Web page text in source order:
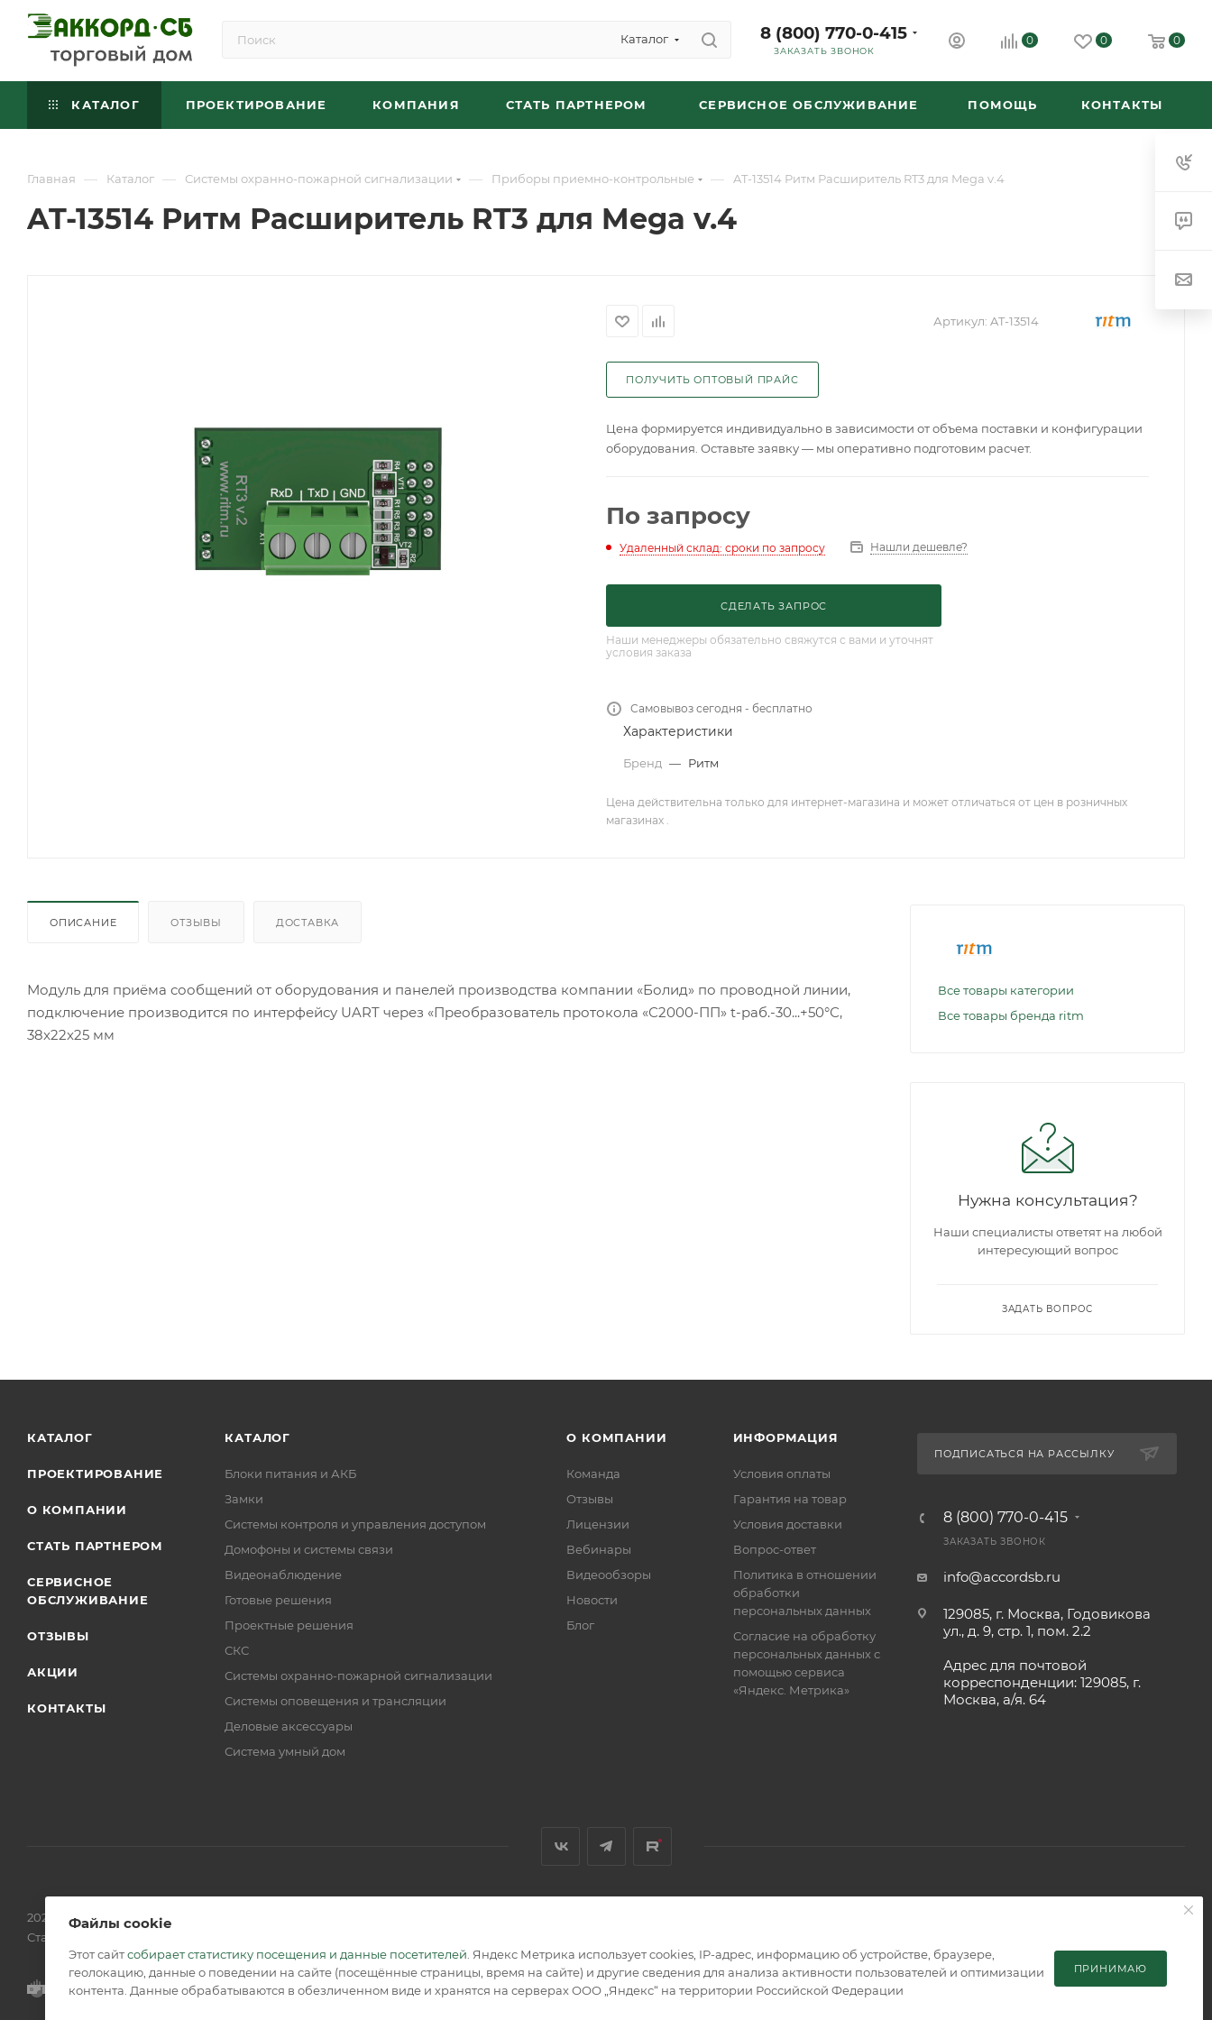
Каталог 8 (800) 770-0-415
ЗАКАЗАТЬ ЗВОНОК
0 0 0
КАТАЛОГ ПРОЕКТИРОВАНИЕ КОМПАНИЯ СТАТЬ ПАРТНЕРОМ СЕРВИСНОЕ ОБСЛУЖИВАНИЕ ПОМОЩЬ КОНТАКТЫ
Главная — Каталог — Системы охранно-пожарной сигнализации — Приборы приемно-контрольные — AT-13514 Ритм Расширитель RT3 для Mega v.4
AT-13514 Ритм Расширитель RT3 для Mega v.4
Артикул: AT-13514
ПОЛУЧИТЬ ОПТОВЫЙ ПРАЙС
Цена формируется индивидуально в зависимости от объема поставки и конфигурации
оборудования. Оставьте заявку — мы оперативно подготовим расчет.
По запросу
Удаленный склад: сроки по запросу Нашли дешевле?
СДЕЛАТЬ ЗАПРОС
Наши менеджеры обязательно свяжутся с вами и уточнят
условия заказа
Самовывоз сегодня - бесплатно
Характеристики
Бренд — Ритм
Цена действительна только для интернет-магазина и может отличаться от цен в розничных
магазинах .
ОПИСАНИЕ ОТЗЫВЫ ДОСТАВКА
Модуль для приёма сообщений от оборудования и панелей производства компании «Болид» по проводной линии,
подключение производится по интерфейсу UART через «Преобразователь протокола «С2000-ПП» t-раб.-30...+50°С,
38x22x25 мм
Все товары категории
Все товары бренда ritm
Нужна консультация?
Наши специалисты ответят на любой
интересующий вопрос
ЗАДАТЬ ВОПРОС
КАТАЛОГ
ПРОЕКТИРОВАНИЕ
О КОМПАНИИ
СТАТЬ ПАРТНЕРОМ
СЕРВИСНОЕ
ОБСЛУЖИВАНИЕ
ОТЗЫВЫ
АКЦИИ
КОНТАКТЫ
КАТАЛОГ
Блоки питания и АКБ
Замки
Системы контроля и управления доступом
Домофоны и системы связи
Видеонаблюдение
Готовые решения
Проектные решения
СКС
Системы охранно-пожарной сигнализации
Системы оповещения и трансляции
Деловые аксессуары
Система умный дом
О КОМПАНИИ
Команда
Отзывы
Лицензии
Вебинары
Видеообзоры
Новости
Блог
ИНФОРМАЦИЯ
Условия оплаты
Гарантия на товар
Условия доставки
Вопрос-ответ
Политика в отношении
обработки
персональных данных
Согласие на обработку
персональных данных с
помощью сервиса
«Яндекс. Метрика»
ПОДПИСАТЬСЯ НА РАССЫЛКУ
8 (800) 770-0-415
ЗАКАЗАТЬ ЗВОНОК
info@accordsb.ru
129085, г. Москва, Годовикова
ул., д. 9, стр. 1, пом. 2.2
Адрес для почтовой
корреспонденции: 129085, г.
Москва, а/я. 64
2026 © Обращаем Ваше внимание на то, что вся информация, размещенная на сайте, носит информационный характер и не является публичной офертой, определяемой положениями
Статьи 437 (2) ГК РФ.
Файлы cookie
Этот сайтсобирает статистику посещения и данные посетителей . Яндекс Метрика использует cookies, IP-адрес, информацию об устройстве, браузере,
геолокацию, данные о поведении на сайте (посещённые страницы, время на сайте) и другие сведения для анализа активности пользователей и оптимизации
контента. Данные обрабатываются в обезличенном виде и хранятся на серверах ООО „Яндекс“ на территории Российской Федерации
ПРИНИМАЮ